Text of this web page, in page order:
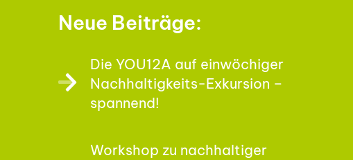
Neue Beiträge:
Die YOU12A auf einwöchiger
Nachhaltigkeits-Exkursion –
spannend!
Workshop zu nachhaltiger